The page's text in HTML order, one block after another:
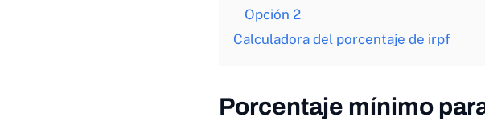
Opción 2
Calculadora del porcentaje de irpf
Porcentaje mínimo